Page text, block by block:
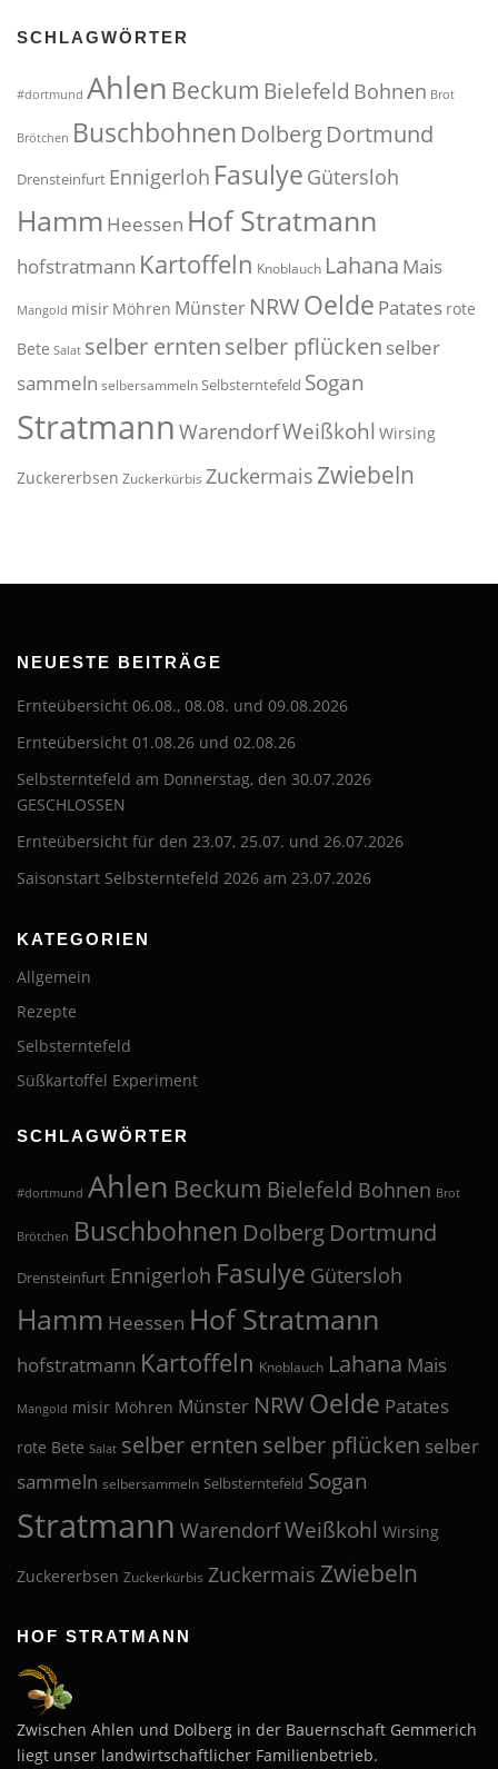
SCHLAGWÖRTER
#dortmund Ahlen Beckum Bielefeld Bohnen Brot
Brötchen Buschbohnen DolbergDortmund
Drensteinfurt Ennigerloh Fasulye Gütersloh
Hamm Heessen Hof Stratmann
hofstratmann Kartoffeln Knoblauch Lahana Mais
Mangold misir Möhren Münster NRWOelde Patates rote
Bete Salat selber erntenselber pflücken selber
sammeln selbersammelnSelbsterntefeld Sogan
Stratmann WarendorfWeißkohl Wirsing
Zuckererbsen Zuckerkürbis Zuckermais Zwiebeln
NEUESTE BEITRÄGE
Ernteübersicht 06.08., 08.08. und 09.08.2026
Ernteübersicht 01.08.26 und 02.08.26
Selbsterntefeld am Donnerstag, den 30.07.2026
GESCHLOSSEN
Ernteübersicht für den 23.07, 25.07. und 26.07.2026
Saisonstart Selbsterntefeld 2026 am 23.07.2026
KATEGORIEN
Allgemein
Rezepte
Selbsterntefeld
Süßkartoffel Experiment
SCHLAGWÖRTER
#dortmund Ahlen Beckum Bielefeld Bohnen Brot
Brötchen Buschbohnen Dolberg Dortmund
Drensteinfurt Ennigerloh Fasulye Gütersloh
Hamm Heessen Hof Stratmann
hofstratmann Kartoffeln Knoblauch Lahana Mais
Mangold misir Möhren Münster NRW Oelde Patates
rote Bete Salat selber ernten selber pflücken selber
sammeln selbersammeln Selbsterntefeld Sogan
Stratmann WarendorfWeißkohl Wirsing
Zuckererbsen Zuckerkürbis Zuckermais Zwiebeln
HOF STRATMANN
Zwischen Ahlen und Dolberg in der Bauernschaft Gemmerich
liegt unser landwirtschaftlicher Familienbetrieb.